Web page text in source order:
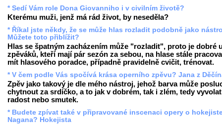
* Sedí Vám role Dona Giovanniho i v civilním životě?
Kterému muži, jenž má rád život, by neseděla?
* Říkal jste někdy, že se může hlas rozladit podobně jako
Můžete toto přiblížit?
Hlas se špatným zacházením může "rozladit", proto je dobré
zpěváků, kteří mají pár sezón za sebou, na hlase stále
mít hlasového poradce, případně pravidelně cvičit, trénovat.
* V čem podle Vás spočívá krása operního zpěvu? Jana z
Zpěv jako takový je dle mého nástroj, jehož barva může
chytnout za srdíčko, a to jak v dobrém, tak i zlém, tedy vyvolat
radost nebo smutek.
* Budete zpívat také v připravované inscenaci opery o
Nagana? Hokejista